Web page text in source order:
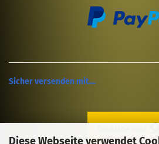
Diese Webseite verwendet
Sicher versenden mit....